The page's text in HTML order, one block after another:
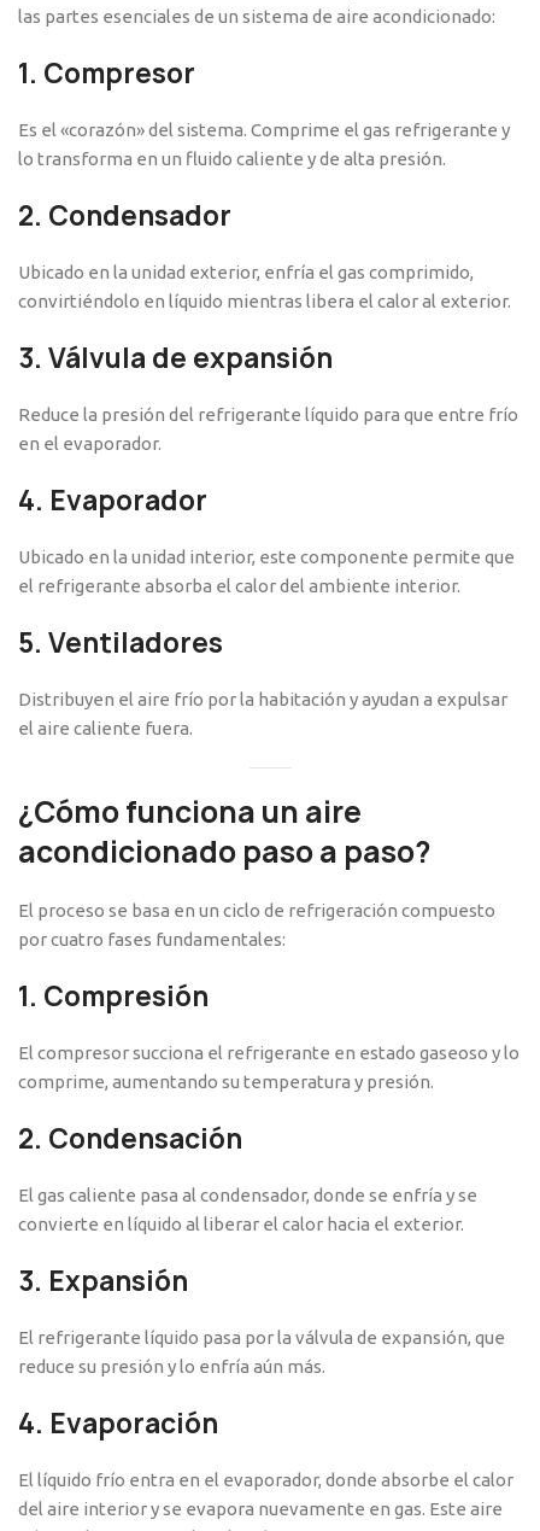
las partes esenciales de un sistema de aire acondicionado:
1. Compresor
Es el «corazón» del sistema. Comprime el gas refrigerante y
lo transforma en un fluido caliente y de alta presión.
2. Condensador
Ubicado en la unidad exterior, enfría el gas comprimido,
convirtiéndolo en líquido mientras libera el calor al exterior.
3. Válvula de expansión
Reduce la presión del refrigerante líquido para que entre frío
en el evaporador.
4. Evaporador
Ubicado en la unidad interior, este componente permite que
el refrigerante absorba el calor del ambiente interior.
5. Ventiladores
Distribuyen el aire frío por la habitación y ayudan a expulsar
el aire caliente fuera.
¿Cómo funciona un aire
acondicionado paso a paso?
El proceso se basa en un ciclo de refrigeración compuesto
por cuatro fases fundamentales:
1. Compresión
El compresor succiona el refrigerante en estado gaseoso y lo
comprime, aumentando su temperatura y presión.
2. Condensación
El gas caliente pasa al condensador, donde se enfría y se
convierte en líquido al liberar el calor hacia el exterior.
3. Expansión
El refrigerante líquido pasa por la válvula de expansión, que
reduce su presión y lo enfría aún más.
4. Evaporación
El líquido frío entra en el evaporador, donde absorbe el calor
del aire interior y se evapora nuevamente en gas. Este aire